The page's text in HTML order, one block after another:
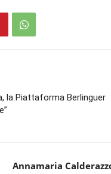
la Piattaforma Berlinguer
Annamaria